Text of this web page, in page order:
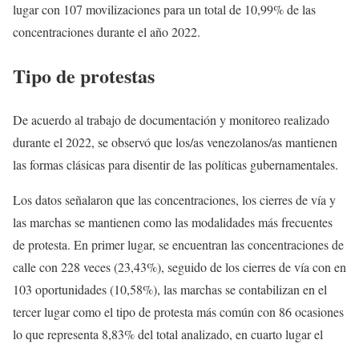
lugar con 107 movilizaciones para un total de 10,99% de las
concentraciones durante el año 2022.
Tipo de protestas
De acuerdo al trabajo de documentación y monitoreo realizado
durante el 2022, se observó que los/as venezolanos/as mantienen
las formas clásicas para disentir de las políticas gubernamentales.
Los datos señalaron que las concentraciones, los cierres de vía y
las marchas se mantienen como las modalidades más frecuentes
de protesta. En primer lugar, se encuentran las concentraciones de
calle con 228 veces (23,43%), seguido de los cierres de vía con en
103 oportunidades (10,58%), las marchas se contabilizan en el
tercer lugar como el tipo de protesta más común con 86 ocasiones
lo que representa 8,83% del total analizado, en cuarto lugar el